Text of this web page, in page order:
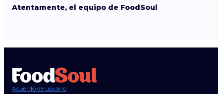
Atentamente, el equipo de FoodSoul
Acuerdo de usuario